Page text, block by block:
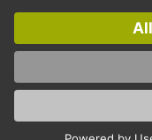
Dieses Angebot ist
Handwerk, öffentliche
Die Bestellungen